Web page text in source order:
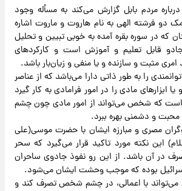
مردم بابل گزارش می‌کند به مسأله وجود
دو فرشته الهی به نام هاروت و ماروت اشاره
که در سوره بقره آمده به خوبی تبیین و تحلیل
قابل تعلیم و آموزش است و کارکردهای
امری مثبت و سازنده و یا منفی و زیان‌بار باشد.
را به طور ذاتی دارا می‌باشد که از عناصر
ابزارهای مادی را در امور فرامادی به کار گیرد
است که شخص می‌تواند از امور مادی چون چشم
محبت و دشمنی بهره ببرد.
مصری و مبارزه ایشان با حضرت موسی(علی
این نکته مورد تاکید قرار می‌گیرد که سحر
در آن باشد. از این رو نفوذ جادوی ساحران
بوده که موجب وحشت ایشان می‌شود.
با اعمالی، در چشم شخص تصرف کند و